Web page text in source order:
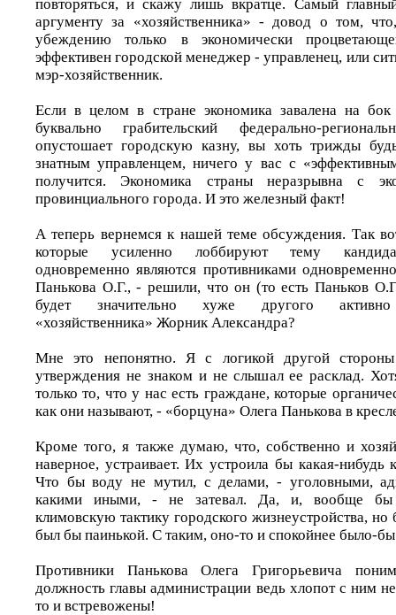
повторяться, и скажу лишь вкратце. Самый
аргументу за «хозяйственника» - довод о том,
убеждению только в экономически
эффективен городской менеджер - управленец, или
мэр-хозяйственник.
Если в целом в стране экономика завалена на
буквально грабительский федерально-
опустошает городскую казну, вы хоть трижды
знатным управленцем, ничего у вас с
получится. Экономика страны неразрывна с
провинциального города. И это железный факт!
А теперь вернемся к нашей теме обсуждения. Так
которые усиленно лоббируют тему
одновременно являются противниками
Панькова О.Г., - решили, что он (то есть Паньков
будет значительно хуже другого активно
«хозяйственника» Жорник Александра?
Мне это непонятно. Я с логикой другой
утверждения не знаком и не слышал ее расклад.
только то, что у нас есть граждане, которые
как они называют, - «борцуна» Олега Панькова в
Кроме того, я также думаю, что, собственно и
наверное, устраивает. Их устроила бы какая-нибудь
Что бы воду не мутил, с делами, - уголовными,
какими иными, - не затевал. Да, и, вообще бы
климовскую тактику городского жизнеустройства,
был бы паинькой. С таким, оно-то и спокойнее было-
Противники Панькова Олега Григорьевича
должность главы администрации ведь хлопот с ним
то и встревожены!